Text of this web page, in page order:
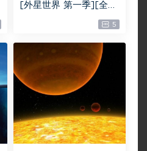
[外星世界 第一季][全0
4集][英语中字][MKV]
[1080P][2020欧美记
录片]
5